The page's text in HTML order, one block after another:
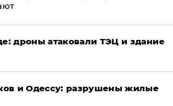
дроны атаковали ТЭЦ и здание
и Одессу: разрушены жилые